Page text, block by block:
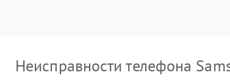
Неисправности телефона